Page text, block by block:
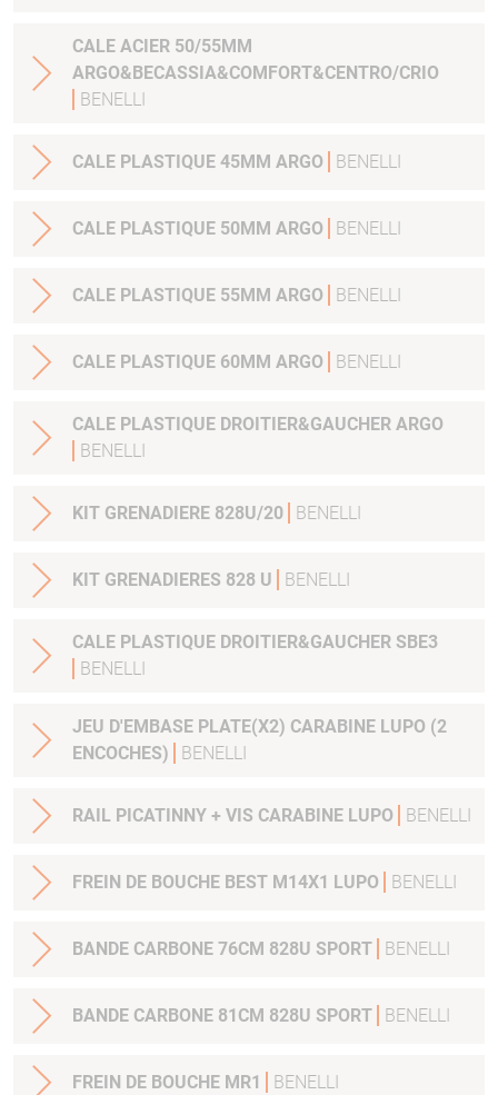
CALE ACIER 50/55MM
ARGO&BECASSIA&COMFORT&CENTRO/CRIO
BENELLI
CALE PLASTIQUE 45MM ARGO BENELLI
CALE PLASTIQUE 50MM ARGO BENELLI
CALE PLASTIQUE 55MM ARGO BENELLI
CALE PLASTIQUE 60MM ARGO BENELLI
CALE PLASTIQUE DROITIER&GAUCHER ARGO
BENELLI
KIT GRENADIERE 828U/20 BENELLI
KIT GRENADIERES 828 U BENELLI
CALE PLASTIQUE DROITIER&GAUCHER SBE3
BENELLI
JEU D'EMBASE PLATE(X2) CARABINE LUPO (2
ENCOCHES)
BENELLI
RAIL PICATINNY + VIS CARABINE LUPO BENELLI
FREIN DE BOUCHE BEST M14X1 LUPO BENELLI
BANDE CARBONE 76CM 828U SPORT BENELLI
BANDE CARBONE 81CM 828U SPORT BENELLI
FREIN DE BOUCHE MR1 BENELLI